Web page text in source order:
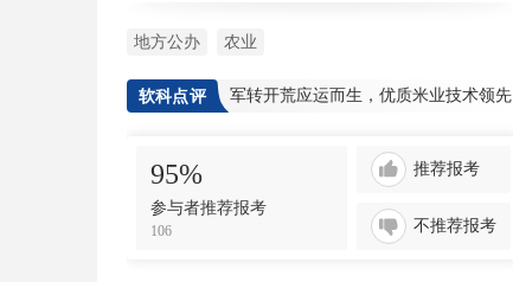
地方公办 农业
军转开荒应运而生，优质米业技术领先
95%
参与者推荐报考
106
推荐报考
不推荐报考